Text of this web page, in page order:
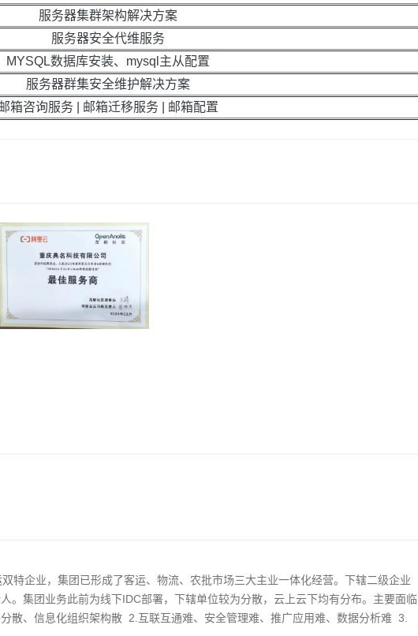
服务器集群架构解决方案
服务器安全代维服务
MYSQL数据库安装、mysql主从配置
服务器群集安全维护解决方案
箱咨询服务 | 邮箱迁移服务 | 邮箱配置
特企业，集团已形成了客运、物流、农批市场三大主业一体化经营。下辖二级企业
。集团业务此前为线下IDC部署，下辖单位较为分散，云上云下均有分布。主要面临
散、信息化组织架构散 2.互联互通难、安全管理难、推广应用难、数据分析难 3.